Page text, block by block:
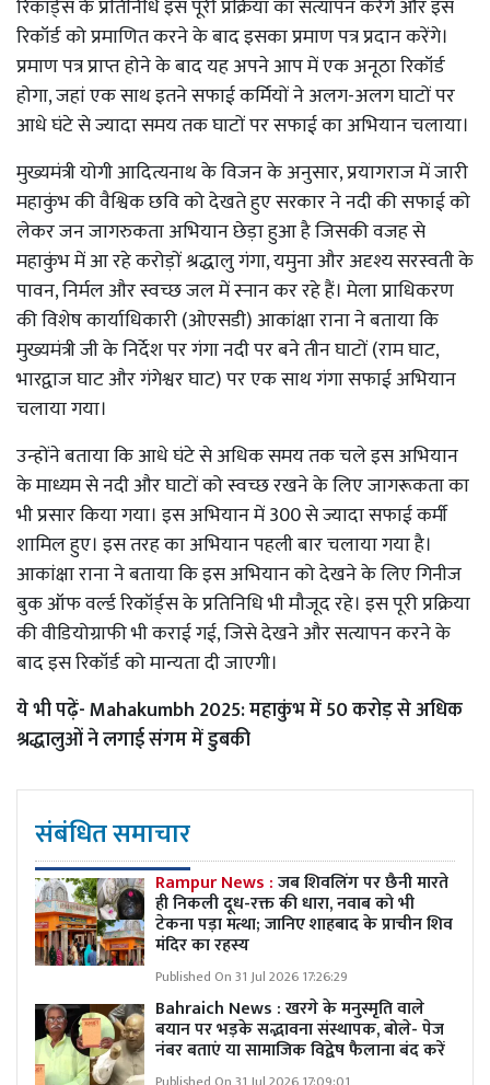
रिकॉर्ड्स के प्रतिनिधि इस पूरी प्रक्रिया का सत्यापन करेंगे और इस
रिकॉर्ड को प्रमाणित करने के बाद इसका प्रमाण पत्र प्रदान करेंगे।
प्रमाण पत्र प्राप्त होने के बाद यह अपने आप में एक अनूठा रिकॉर्ड
होगा, जहां एक साथ इतने सफाई कर्मियों ने अलग-अलग घाटों पर
आधे घंटे से ज्यादा समय तक घाटों पर सफाई का अभियान चलाया।
मुख्यमंत्री योगी आदित्यनाथ के विजन के अनुसार, प्रयागराज में जारी
महाकुंभ की वैश्विक छवि को देखते हुए सरकार ने नदी की सफाई को
लेकर जन जागरुकता अभियान छेड़ा हुआ है जिसकी वजह से
महाकुंभ में आ रहे करोड़ों श्रद्धालु गंगा, यमुना और अदृश्य सरस्वती के
पावन, निर्मल और स्वच्छ जल में स्नान कर रहे हैं। मेला प्राधिकरण
की विशेष कार्याधिकारी (ओएसडी) आकांक्षा राना ने बताया कि
मुख्यमंत्री जी के निर्देश पर गंगा नदी पर बने तीन घाटों (राम घाट,
भारद्वाज घाट और गंगेश्वर घाट) पर एक साथ गंगा सफाई अभियान
चलाया गया।
उन्होंने बताया कि आधे घंटे से अधिक समय तक चले इस अभियान
के माध्यम से नदी और घाटों को स्वच्छ रखने के लिए जागरूकता का
भी प्रसार किया गया। इस अभियान में 300 से ज्यादा सफाई कर्मी
शामिल हुए। इस तरह का अभियान पहली बार चलाया गया है।
आकांक्षा राना ने बताया कि इस अभियान को देखने के लिए गिनीज
बुक ऑफ वर्ल्ड रिकॉर्ड्स के प्रतिनिधि भी मौजूद रहे। इस पूरी प्रक्रिया
की वीडियोग्राफी भी कराई गई, जिसे देखने और सत्यापन करने के
बाद इस रिकॉर्ड को मान्यता दी जाएगी।
ये भी पढ़ें-Mahakumbh 2025: महाकुंभ में 50 करोड़ से अधिक
श्रद्धालुओं ने लगाई संगम में डुबकी
संबंधित समाचार
Rampur News :जब शिवलिंग पर छैनी मारते
ही निकली दूध-रक्त की धारा, नवाब को भी
टेकना पड़ा मत्था; जानिए शाहबाद के प्राचीन शिव
मंदिर का रहस्य
Published On 31 Jul 2026 17:26:29
Bahraich News : खरगे के मनुस्मृति वाले
बयान पर भड़के सद्भावना संस्थापक, बोले- पेज
नंबर बताएं या सामाजिक विद्वेष फैलाना बंद करें